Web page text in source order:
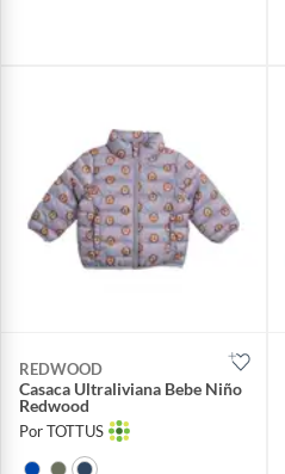
REDWOOD
Casaca Ultraliviana Bebe Niño
Redwood
Por TOTTUS